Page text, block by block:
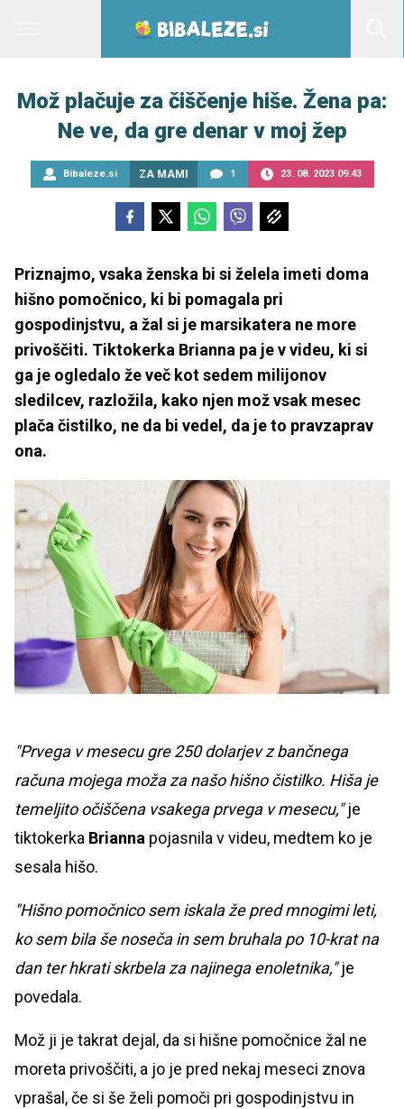
Mož plačuje za čiščenje hiše. Žena pa:
Ne ve, da gre denar v moj žep
Bibaleze.si ZA MAMI 1 23. 08. 2023 09.43
Priznajmo, vsaka ženska bi si želela imeti doma
hišno pomočnico, ki bi pomagala pri
gospodinjstvu, a žal si je marsikatera ne more
privoščiti. Tiktokerka Brianna pa je v videu, ki si
ga je ogledalo že več kot sedem milijonov
sledilcev, razložila, kako njen mož vsak mesec
plača čistilko, ne da bi vedel, da je to pravzaprav
ona.
"Prvega v mesecu gre 250 dolarjev z bančnega
računa mojega moža za našo hišno čistilko. Hiša je
temeljito očiščena vsakega prvega v mesecu,"je
tiktokerka Brianna pojasnila v videu, medtem ko je
sesala hišo.
"Hišno pomočnico sem iskala že pred mnogimi leti,
ko sem bila še noseča in sem bruhala po 10-krat na
dan ter hkrati skrbela za najinega enoletnika,"je
povedala.
Mož ji je takrat dejal, da si hišne pomočnice žal ne
moreta privoščiti, a jo je pred nekaj meseci znova
vprašal, če si še želi pomoči pri gospodinjstvu in